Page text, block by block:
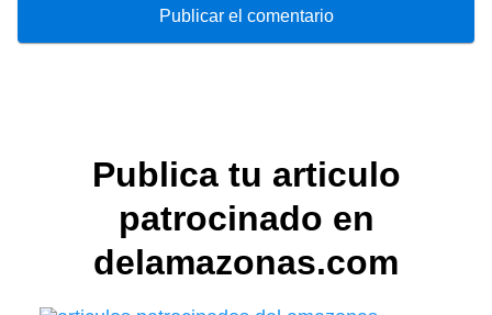
Publica tu articulo
patrocinado en
delamazonas.com